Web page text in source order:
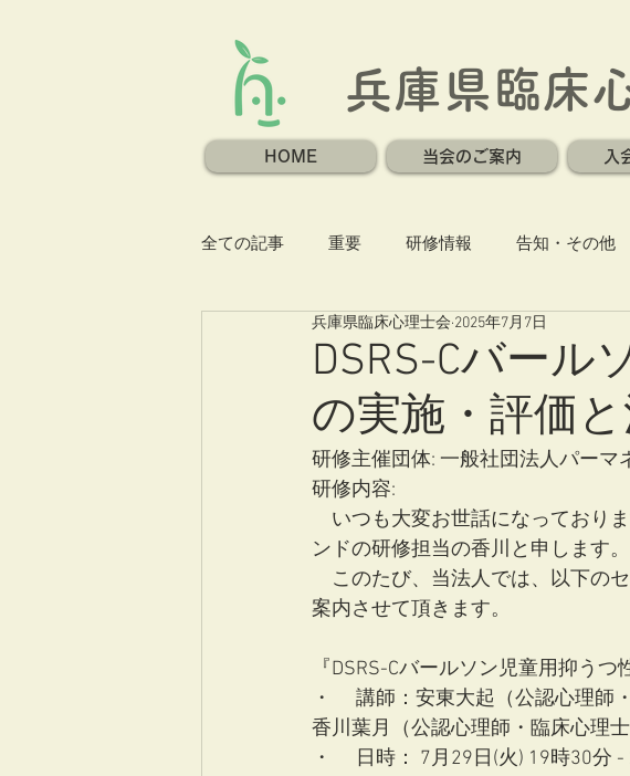
兵庫県臨床
HOME 当会のご案内 入
全ての記事 重要 研修情報 告知・その他
DSRS-Cバール
の実施・評価
兵庫県臨床心理士会 2025年7月7日
研修主催団体: 一般社団法人パー
研修内容:
いつも大変お世話になっており
ンドの研修担当の香川と申します。
このたび、当法人では、以下の
案内させて頂きます。
『DSRS-Cバールソン児童用抑う
・	講師：安東大起（公認心理
香川葉月（公認心理師・臨床心理士
・	日時： 7月29日(火) 19時30分